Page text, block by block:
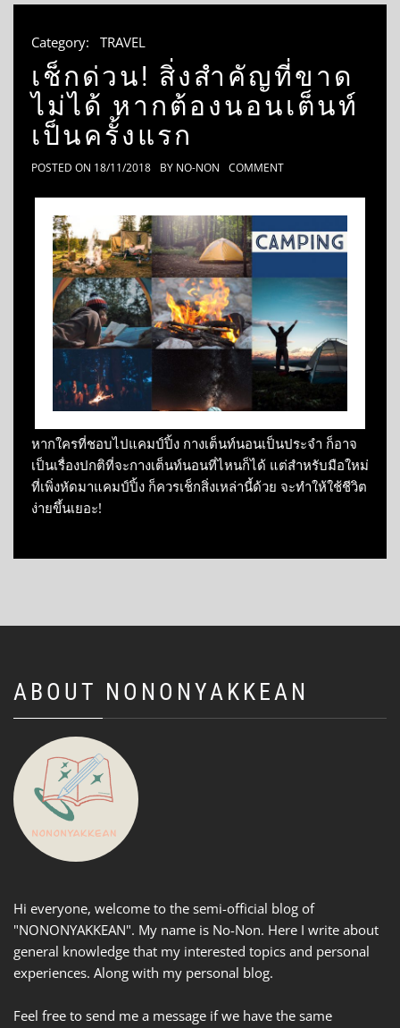
Category: TRAVEL
เช็กด่วน! สิ่งสำคัญที่ขาด
ไม่ได้ หากต้องนอนเต็นท์
เป็นครั้งแรก
POSTED ON 18/11/2018 BY NO-NON COMMENT
หากใครที่ชอบไปแคมป์ปิ้ง กางเต็นท์นอนเป็นประจำ ก็อาจ
เป็นเรื่องปกติที่จะกางเต็นท์นอนที่ไหนก็ได้ แต่สำหรับมือใหม่
ที่เพิ่งหัดมาแคมป์ปิ้ง ก็ควรเช็กสิ่งเหล่านี้ด้วย จะทำให้ใช้ชีวิต
ง่ายขึ้นเยอะ!
ABOUT NONONYAKKEAN
Hi everyone, welcome to the semi-official blog of
"NONONYAKKEAN". My name is No-Non. Here I write about
general knowledge that my interested topics and personal
experiences. Along with my personal blog.
Feel free to send me a message if we have the same